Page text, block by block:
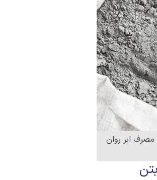
ابر روان